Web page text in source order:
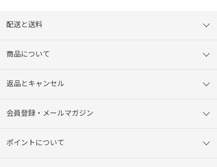
配送と送料
商品について
返品とキャンセル
会員登録・メールマガジン
ポイントについて